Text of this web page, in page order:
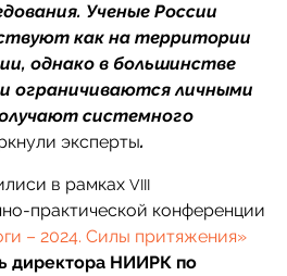
Ученые России
как на территории
однако в большинстве
ограничиваются личными
системного
эксперты.
в рамках VIII
практической конференции
– 2024. Силы притяжения»
директора НИИРК по